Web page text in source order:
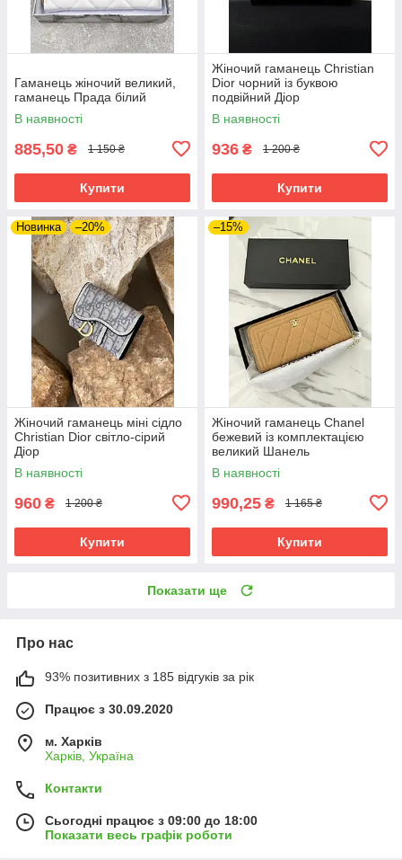
Гаманець жіночий великий,
гаманець Прада білий
В наявності
885,50 ₴ 1 150 ₴
Купити
Жіночий гаманець Christian
Dior чорний із буквою
подвійний Діор
В наявності
936 ₴ 1 200 ₴
Купити
Новинка –20%
Жіночий гаманець міні сідло
Christian Dior світло-сірий
Діор
В наявності
960 ₴ 1 200 ₴
Купити
–15%
Жіночий гаманець Chanel
бежевий із комплектацією
великий Шанель
В наявності
990,25 ₴ 1 165 ₴
Купити
Показати ще
Про нас
93% позитивних з 185 відгуків за рік
Працює з 30.09.2020
м. Харків
Харків, Україна
Контакти
Сьогодні працює з 09:00 до 18:00
Показати весь графік роботи